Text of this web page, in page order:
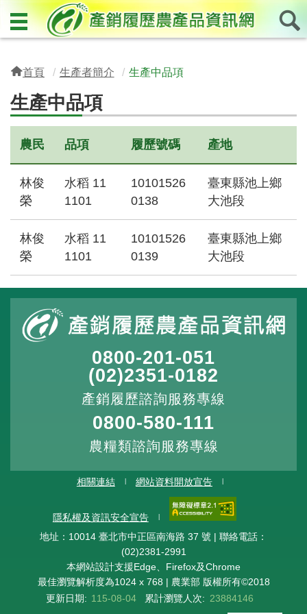
首頁 生產者簡介 生產中品項
生產中品項
農民 品項 履歷號碼 產地
林俊
榮
水稻 11
1101
10101526
0138
臺東縣池上鄉
大池段
林俊
榮
水稻 11
1101
10101526
0139
臺東縣池上鄉
大池段
0800-201-051
(02)2351-0182
產銷履歷諮詢服務專線
0800-580-111
農糧類諮詢服務專線
相關連結 網站資料開放宣告
隱私權及資訊安全宣告
地址：10014 臺北市中正區南海路 37 號 | 聯絡電話：
(02)2381-2991
本網站設計支援Edge、Firefox及Chrome
最佳瀏覽解析度為1024 x 768 | 農業部 版權所有©2018
更新日期: 115-08-04 累計瀏覽人次: 23884146